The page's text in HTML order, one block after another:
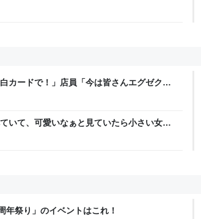
カードで！」店員「今は皆さんエグゼクテ
→コストコのカード勧誘はやたら圧が強い
いて、可愛いなぁと見ていたら小さい女の
「可愛い！欲しい！」と言うと「連れて帰
った
年祭り」のイベントはこれ！